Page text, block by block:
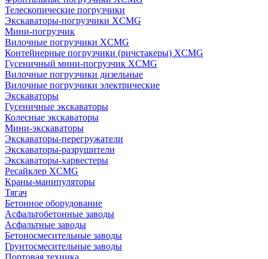
Телескопические погрузчики
Экскаваторы-погрузчики XCMG
Мини-погрузчик
Вилочные погрузчики XCMG
Контейнерные погрузчики (ричстакеры) XCMG
Гусеничный мини-погрузчик XCMG
Вилочные погрузчики дизельные
Вилочные погрузчики электрические
Экскаваторы
Гусеничные экскаваторы
Колесные экскаваторы
Мини-экскаваторы
Экскаваторы-перегружатели
Экскаваторы-разрушители
Экскаваторы-харвестеры
Ресайклер XCMG
Краны-манипуляторы
Тягач
Бетонное оборудование
Асфальтобетонные заводы
Асфальтные заводы
Бетоносмесительные заводы
Грунтосмесительные заводы
Портовая техника